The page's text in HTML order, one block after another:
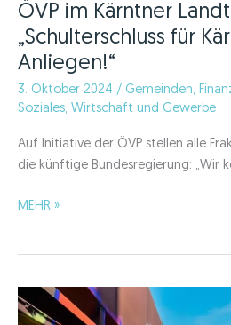
ÖVP im Kärntner
„Schulterschluss für
Anliegen!“
3. Oktober 2024 / Gemeinden,
Soziales, Wirtschaft und Gewerbe
Auf Initiative der ÖVP stellen alle
die künftige Bundesregierung: „Wir
ÖVP
„Schulterschluss
für
MEHR »